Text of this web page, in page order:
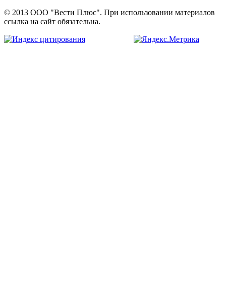
© 2013 ООО "Вести Плюс". При использовании материалов
ссылка на сайт обязательна.